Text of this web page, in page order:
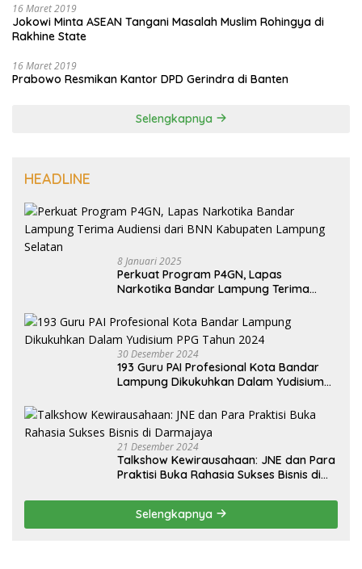
16 Maret 2019
Jokowi Minta ASEAN Tangani Masalah Muslim Rohingya di
Rakhine State
16 Maret 2019
Prabowo Resmikan Kantor DPD Gerindra di Banten
Selengkapnya
HEADLINE
8 Januari 2025
Perkuat Program P4GN, Lapas
Narkotika Bandar Lampung Terima
Selatan
30 Desember 2024
193 Guru PAI Profesional Kota Bandar
Lampung Dikukuhkan Dalam Yudisium
21 Desember 2024
Talkshow Kewirausahaan: JNE dan Para
Praktisi Buka Rahasia Sukses Bisnis di
Selengkapnya